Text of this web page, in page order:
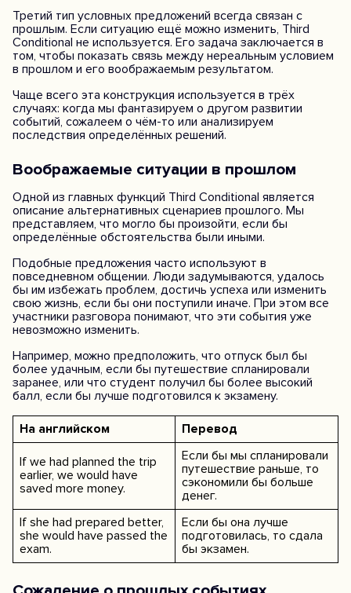
Третий тип условных предложений всегда связан с
прошлым. Если ситуацию ещё можно изменить, Third
Conditional не используется. Его задача заключается в
том, чтобы показать связь между нереальным условием
в прошлом и его воображаемым результатом.
Чаще всего эта конструкция используется в трёх
случаях: когда мы фантазируем о другом развитии
событий, сожалеем о чём-то или анализируем
последствия определённых решений.
Воображаемые ситуации в прошлом
Одной из главных функций Third Conditional является
описание альтернативных сценариев прошлого. Мы
представляем, что могло бы произойти, если бы
определённые обстоятельства были иными.
Подобные предложения часто используют в
повседневном общении. Люди задумываются, удалось
бы им избежать проблем, достичь успеха или изменить
свою жизнь, если бы они поступили иначе. При этом все
участники разговора понимают, что эти события уже
невозможно изменить.
Например, можно предположить, что отпуск был бы
более удачным, если бы путешествие спланировали
заранее, или что студент получил бы более высокий
балл, если бы лучше подготовился к экзамену.
На английском Перевод
If we had planned the trip
earlier, we would have
saved more money.
Если бы мы спланировали
путешествие раньше, то
сэкономили бы больше
денег.
If she had prepared better,
she would have passed the
exam.
Если бы она лучше
подготовилась, то сдала
бы экзамен.